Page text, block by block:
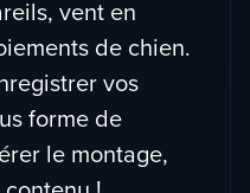
vent en
de chien.
vos
forme de
le montage,